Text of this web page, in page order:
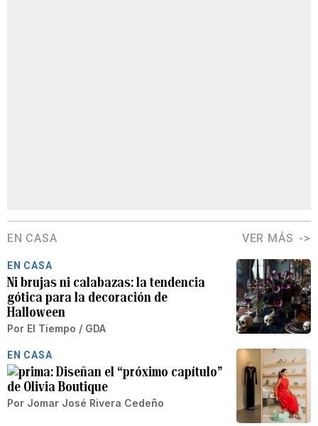
EN CASA VER MÁS
EN CASA
Ni brujas ni calabazas: la tendencia
gótica para la decoración de
Halloween
Por El Tiempo / GDA
EN CASA
Diseñan el “próximo capítulo”
de Olivia Boutique
Por Jomar José Rivera Cedeño